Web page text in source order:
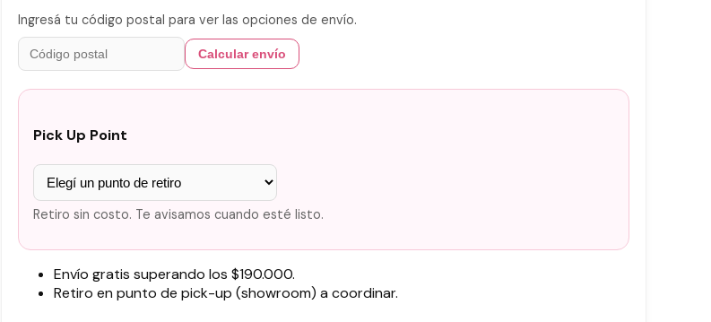
Ingresá tu código postal para ver las opciones de envío.
Calcular envío
Pick Up Point
Retiro sin costo. Te avisamos cuando esté listo.
Envío gratis superando los $190.000.
Retiro en punto de pick-up (showroom) a coordinar.